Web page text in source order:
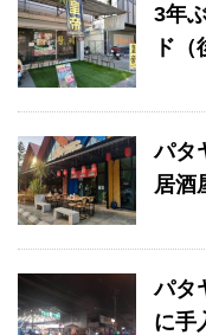
3年
ド（
パタ
居酒
パタ
に手